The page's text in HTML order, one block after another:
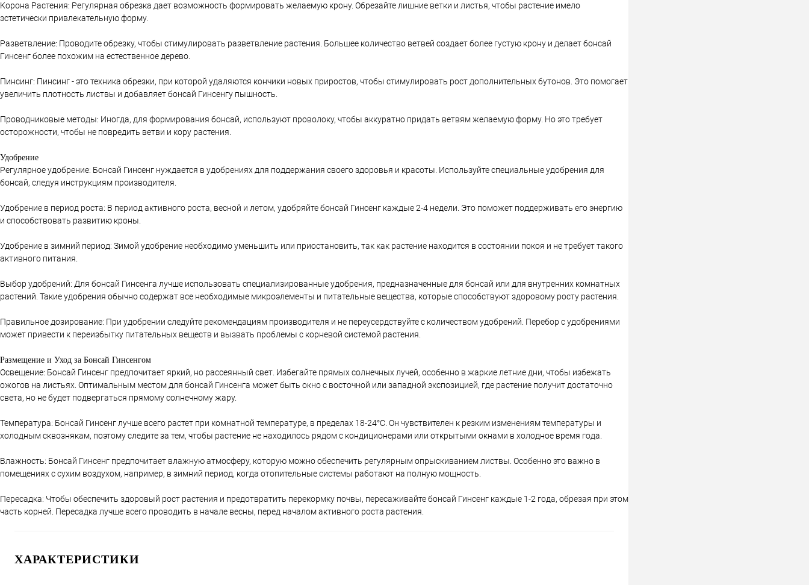
Корона Растения: Регулярная обрезка дает возможность формировать желаемую крону. Обрезайте лишние ветки и листья, чтобы растение имело
эстетически привлекательную форму.
Разветвление: Проводите обрезку, чтобы стимулировать разветвление растения. Большее количество ветвей создает более густую крону и делает бонсай
Гинсенг более похожим на естественное дерево.
Пинсинг: Пинсинг - это техника обрезки, при которой удаляются кончики новых приростов, чтобы стимулировать рост дополнительных бутонов. Это помогает
увеличить плотность листвы и добавляет бонсай Гинсенгу пышность.
Проводниковые методы: Иногда, для формирования бонсай, используют проволоку, чтобы аккуратно придать ветвям желаемую форму. Но это требует
осторожности, чтобы не повредить ветви и кору растения.
Удобрение
Регулярное удобрение: Бонсай Гинсенг нуждается в удобрениях для поддержания своего здоровья и красоты. Используйте специальные удобрения для
бонсай, следуя инструкциям производителя.
Удобрение в период роста: В период активного роста, весной и летом, удобряйте бонсай Гинсенг каждые 2-4 недели. Это поможет поддерживать его энергию
и способствовать развитию кроны.
Удобрение в зимний период: Зимой удобрение необходимо уменьшить или приостановить, так как растение находится в состоянии покоя и не требует такого
активного питания.
Выбор удобрений: Для бонсай Гинсенга лучше использовать специализированные удобрения, предназначенные для бонсай или для внутренних комнатных
растений. Такие удобрения обычно содержат все необходимые микроэлементы и питательные вещества, которые способствуют здоровому росту растения.
Правильное дозирование: При удобрении следуйте рекомендациям производителя и не переусердствуйте с количеством удобрений. Перебор с удобрениями
может привести к переизбытку питательных веществ и вызвать проблемы с корневой системой растения.
Размещение и Уход за Бонсай Гинсенгом
Освещение: Бонсай Гинсенг предпочитает яркий, но рассеянный свет. Избегайте прямых солнечных лучей, особенно в жаркие летние дни, чтобы избежать
ожогов на листьях. Оптимальным местом для бонсай Гинсенга может быть окно с восточной или западной экспозицией, где растение получит достаточно
света, но не будет подвергаться прямому солнечному жару.
Температура: Бонсай Гинсенг лучше всего растет при комнатной температуре, в пределах 18-24°С. Он чувствителен к резким изменениям температуры и
холодным сквознякам, поэтому следите за тем, чтобы растение не находилось рядом с кондиционерами или открытыми окнами в холодное время года.
Влажность: Бонсай Гинсенг предпочитает влажную атмосферу, которую можно обеспечить регулярным опрыскиванием листвы. Особенно это важно в
помещениях с сухим воздухом, например, в зимний период, когда отопительные системы работают на полную мощность.
Пересадка: Чтобы обеспечить здоровый рост растения и предотвратить перекормку почвы, пересаживайте бонсай Гинсенг каждые 1-2 года, обрезая при этом
часть корней. Пересадка лучше всего проводить в начале весны, перед началом активного роста растения.
ХАРАКТЕРИСТИКИ